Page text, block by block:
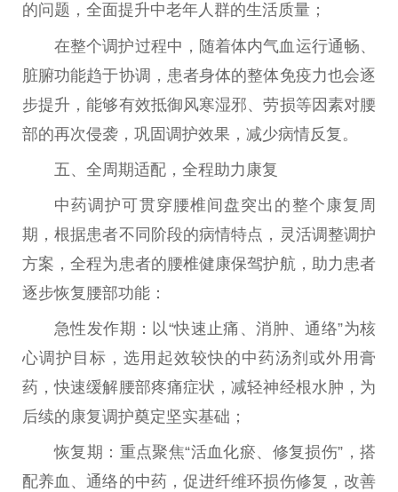
的问题，全面提升中老年人群的生活质量；
在整个调护过程中，随着体内气血运行通畅、
脏腑功能趋于协调，患者身体的整体免疫力也会逐
步提升，能够有效抵御风寒湿邪、劳损等因素对腰
部的再次侵袭，巩固调护效果 ，减少病情反复。
五、全周期适配，全程助力康复
中药调护可贯穿腰椎间盘突出的整个康复周
期，根据患者不同阶段的病情特点，灵活调整调护
方案，全程为患者的腰椎健康保驾护航，助力患者
逐步恢复腰部功能：
急性发作期：以“快速止痛、消肿、通络”为核
心调护目标，选用起效较快的中药汤剂或外用 膏
药 ，快速缓解腰部疼痛症状，减轻神经根水肿，为
后续的康复调护奠定坚实基础；
恢复期：重点聚焦“活血化瘀、修复损伤”，搭
配养血、通络的中药，促进纤维环损伤修复，改善